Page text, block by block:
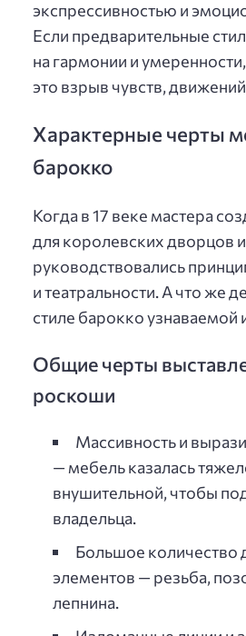
экспрессивностью и
Если предварительные
на гармонии и
это взрыв чувств,
Характерные черты
барокко
Когда в 17 веке мастера
для королевских дворцов
руководствовались
и театральности. А что же
стиле барокко узнаваемой
Общие черты
роскоши
Массивность и
— мебель казалась
внушительной, чтобы
владельца.
Большое количество
элементов — резьба,
лепнина.